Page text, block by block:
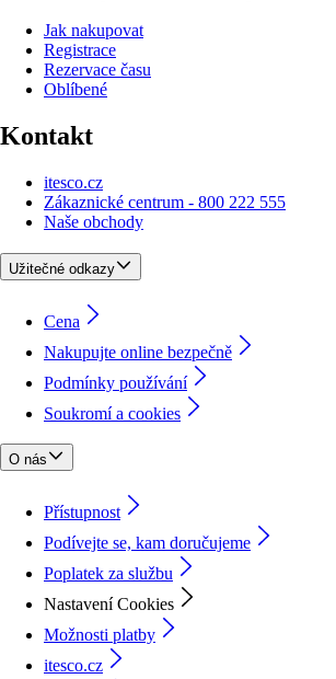
Jak nakupovat
Registrace
Rezervace času
Oblíbené
Kontakt
itesco.cz
Zákaznické centrum - 800 222 555
Naše obchody
Užitečné odkazy
Cena
Nakupujte online bezpečně
Podmínky používání
Soukromí a cookies
O nás
Přístupnost
Podívejte se, kam doručujeme
Poplatek za službu
Nastavení Cookies
Možnosti platby
itesco.cz